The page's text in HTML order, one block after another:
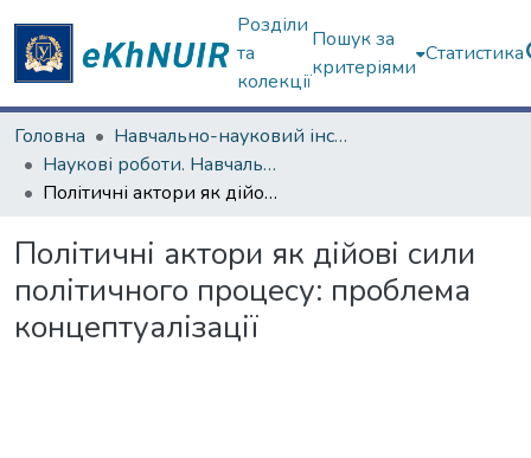
Розділи
та
колекції
Пошук за
критеріями
Статистика
Головна
Навчально-науковий інститут філософії, культурології, політології
Наукові роботи. Навчально-науковий інститут філософії, культурології, політології
Політичні актори як дійові сили політичного процесу: проблема концептуалізації
Політичні актори як дійові сили
політичного процесу: проблема
концептуалізації